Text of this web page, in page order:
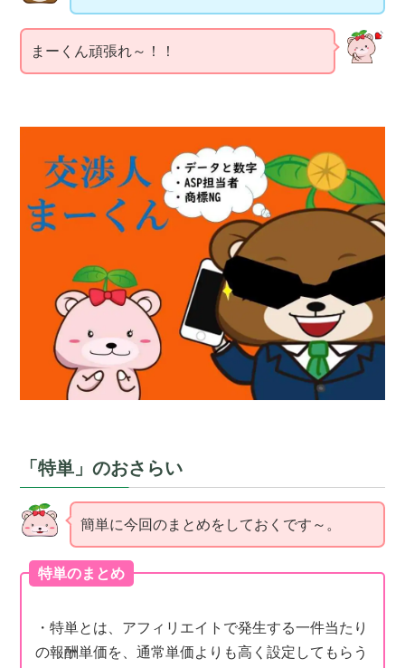
まーくん頑張れ～！！
「特単」のおさらい
簡単に今回のまとめをしておくです～。
特単のまとめ
・特単とは、アフィリエイトで発生する一件当たり
の報酬単価を、通常単価よりも高く設定してもらう